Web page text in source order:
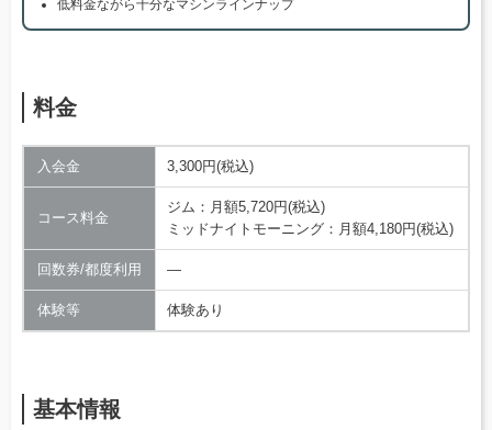
低料金ながら十分なマシンラインナップ
料金
入会金 3,300円(税込)
コース料金
ジム：月額5,720円(税込)
ミッドナイトモーニング：月額4,180円(税込)
回数券/都度利用 ―
体験等 体験あり
基本情報